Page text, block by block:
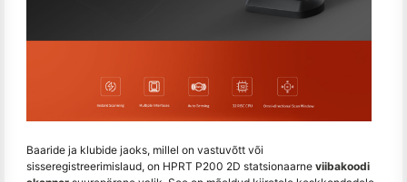
Baaride ja klubide jaoks, millel on vastuvõtt või
sisseregistreerimislaud, on HPRT P200 2D statsionaarne viibakoodi